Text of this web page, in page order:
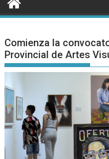
Comienza la
Provincial de Artes